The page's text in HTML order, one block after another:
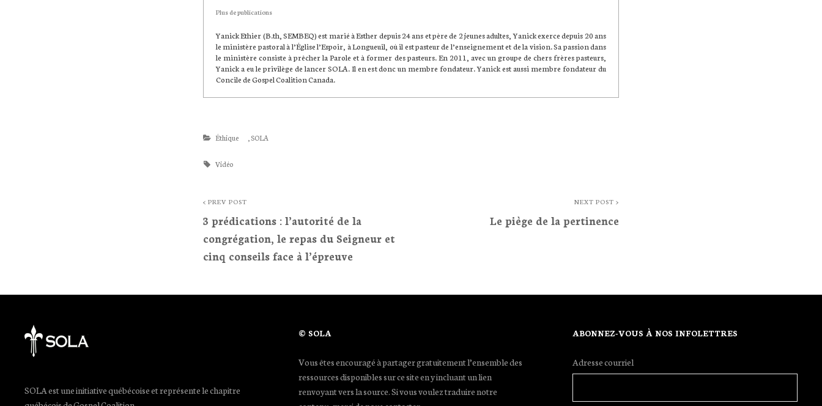
Plus de publications
Yanick Ethier (B.th, SEMBEQ) est marié à Esther depuis 24 ans et père de 2 jeunes adultes, Yanick exerce depuis 20 ans
le ministère pastoral à l’Église l’Espoir, à Longueuil, où il est pasteur de l’enseignement et de la vision. Sa passion dans
le ministère consiste à prêcher la Parole et à former des pasteurs. En 2011, avec un groupe de chers frères pasteurs,
Yanick a eu le privilège de lancer SOLA. Il en est donc un membre fondateur. Yanick est aussi membre fondateur du
Concile de Gospel Coalition Canada.
Categories
Éthique SOLA
Tags
Vidéo
Post
navigation
< PREV POST
3 prédications : l’autorité de la
congrégation, le repas du Seigneur et
cinq conseils face à l’épreuve
NEXT POST >
Le piège de la pertinence
SOLA est une initiative québécoise et représente le chapitre
© SOLA
Vous êtes encouragé à partager gratuitement l’ensemble des
ressources disponibles sur ce site en y incluant un lien
renvoyant vers la source. Si vous voulez traduire notre
ABONNEZ-VOUS À NOS INFOLETTRES
Adresse courriel